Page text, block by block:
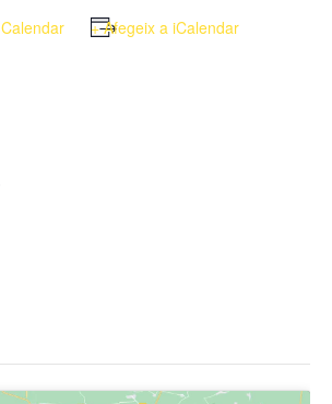
+ Afegeix a iCalendar